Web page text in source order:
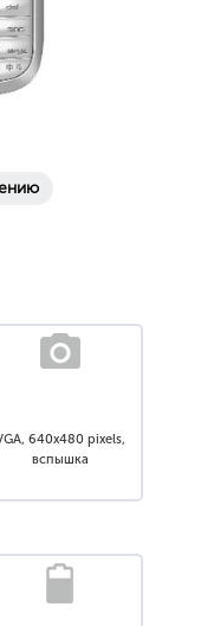
640x480 pixels,
вспышка